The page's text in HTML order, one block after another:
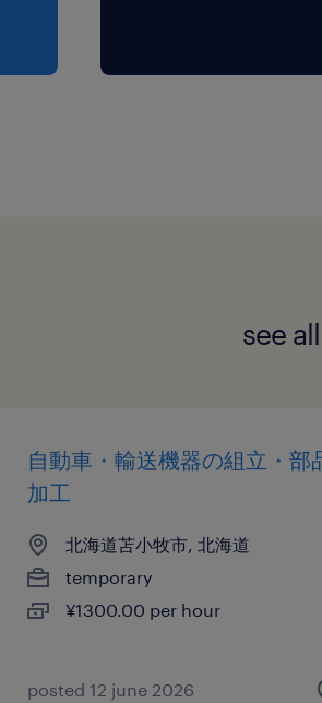
see
自動車・輸送機器の組立・部
加工
北海道苫小牧市, 北海道
temporary
¥1300.00 per hour
posted 12 june 2026